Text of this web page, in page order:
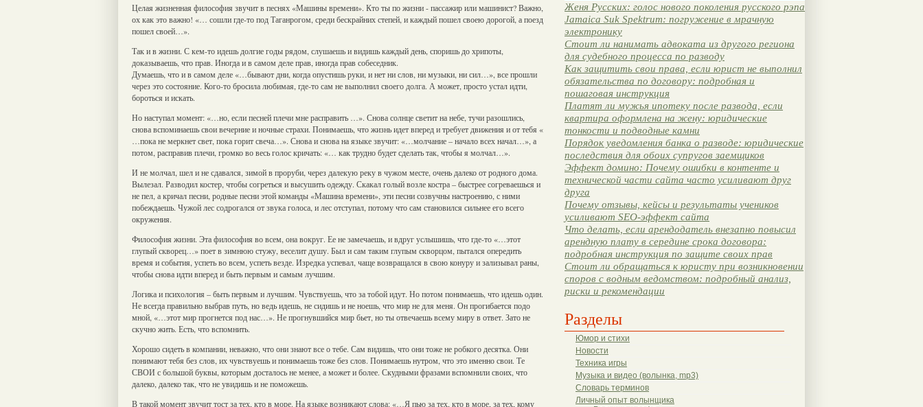
Женя Русских: голос нового поколения русского рэпа
Jamaica Suk Spektrum: погружение в мрачную
электронику
Стоит ли нанимать адвоката из другого региона
для судебного процесса по разводу
Как защитить свои права, если юрист не выполнил
обязательства по договору: подробная и
пошаговая инструкция
Платят ли мужья ипотеку после развода, если
квартира оформлена на жену: юридические
тонкости и подводные камни
Порядок уведомления банка о разводе: юридические
последствия для обоих супругов заемщиков
Эффект домино: Почему ошибки в контенте и
технической части сайта часто усиливают друг
друга
Почему отзывы, кейсы и результаты учеников
усиливают SEO-эффект сайта
Что делать, если арендодатель внезапно повысил
арендную плату в середине срока договора:
подробная инструкция по защите своих прав
Стоит ли обращаться к юристу при возникновении
споров с водным ведомством: подробный анализ,
риски и рекомендации
Разделы
Юмор и стихи
Новости
Техника игры
Музыка и видео (волынка, mp3)
Словарь терминов
Личный опыт волынщика
Целая жизненная философия звучит в песнях «Машины времени». Кто ты по жизни - пассажир или машинист? Важно,
ох как это важно! «… сошли где-то под Таганрогом, среди бескрайних степей, и каждый пошел своею дорогой, а поезд
пошел своей…».
Так и в жизни. С кем-то идешь долгие годы рядом, слушаешь и видишь каждый день, споришь до хрипоты,
доказываешь, что прав. Иногда и в самом деле прав, иногда прав собеседник.
Думаешь, что и в самом деле «…бывают дни, когда опустишь руки, и нет ни слов, ни музыки, ни сил…», все прошли
через это состояние. Кого-то бросила любимая, где-то сам не выполнил своего долга. А может, просто устал идти,
бороться и искать.
Но наступал момент: «…но, если песней плечи мне расправить …». Снова солнце светит на небе, тучи разошлись,
снова вспоминаешь свои вечерние и ночные страхи. Понимаешь, что жизнь идет вперед и требует движения и от тебя «
…пока не меркнет свет, пока горит свеча…». Снова и снова на языке звучит: «…молчание – начало всех начал…», а
потом, расправив плечи, громко во весь голос кричать: «… как трудно будет сделать так, чтобы я молчал…».
И не молчал, шел и не сдавался, зимой в проруби, через далекую реку в чужом месте, очень далеко от родного дома.
Вылезал. Разводил костер, чтобы согреться и высушить одежду. Скакал голый возле костра – быстрее согреваешься и
не пел, а кричал песни, родные песни этой команды «Машина времени», эти песни созвучны настроению, с ними
побеждаешь. Чужой лес содрогался от звука голоса, и лес отступал, потому что сам становился сильнее его всего
окружения.
Философия жизни. Эта философия во всем, она вокруг. Ее не замечаешь, и вдруг услышишь, что где-то «…этот
глупый скворец…» поет в зимнюю стужу, веселит душу. Был и сам таким глупым скворцом, пытался опередить
время и события, успеть во всем, успеть везде. Изредка успевал, чаще возвращался в свою конуру и зализывал раны,
чтобы снова идти вперед и быть первым и самым лучшим.
Логика и психология – быть первым и лучшим. Чувствуешь, что за тобой идут. Но потом понимаешь, что идешь один.
Не всегда правильно выбрав путь, но ведь идешь, не сидишь и не ноешь, что мир не для меня. Он прогибается подо
мной, «…этот мир прогнется под нас…». Не прогнувшийся мир бьет, но ты отвечаешь всему миру в ответ. Зато не
скучно жить. Есть, что вспомнить.
Хорошо сидеть в компании, неважно, что они знают все о тебе. Сам видишь, что они тоже не робкого десятка. Они
понимают тебя без слов, их чувствуешь и понимаешь тоже без слов. Понимаешь нутром, что это именно свои. Те
СВОИ с большой буквы, которым досталось не менее, а может и более. Скудными фразами вспомнили своих, что
далеко, далеко так, что не увидишь и не поможешь.
В такой момент звучит тост за тех, кто в море. На языке возникают слова: «…Я пью за тех, кто в море, за тех, кому